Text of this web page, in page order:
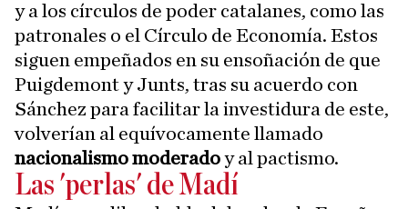
y a los círculos de poder catalanes, como las
patronales o el Círculo de Economía. Estos
siguen empeñados en su ensoñación de que
Puigdemont y Junts, tras su acuerdo con
Sánchez para facilitar la investidura de este,
volverían al equívocamente llamado
nacionalismo moderadoy al pactismo.
Las 'perlas' de Madí